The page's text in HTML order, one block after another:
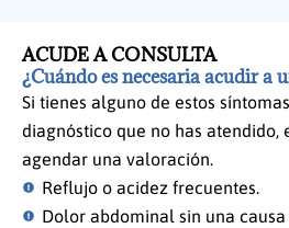
ACUDE A CONSULTA
¿Cuándo es necesaria acudir a
Si tienes alguno de estos
diagnóstico que no has atendido,
agendar una valoración.
Reflujo o acidez frecuentes.
Dolor abdominal sin una